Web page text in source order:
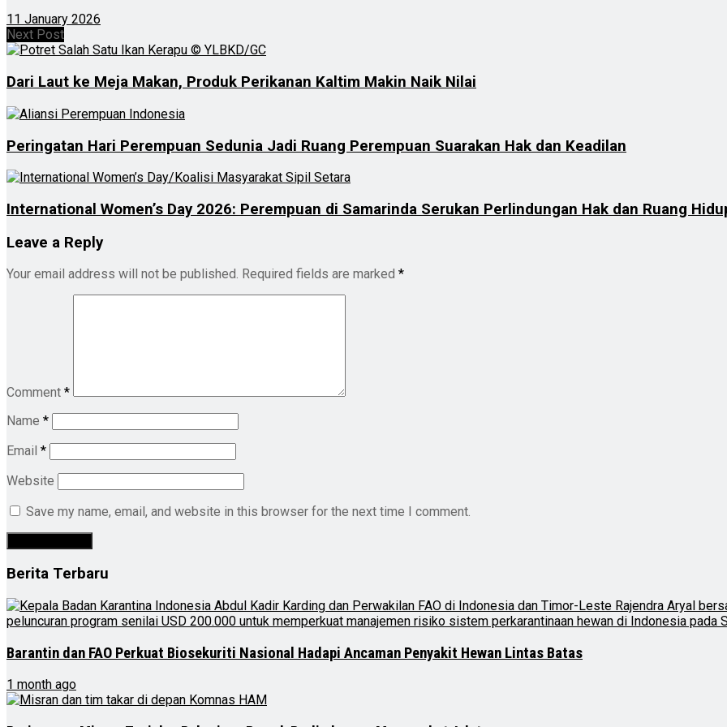
11 January 2026
Next Post
Dari Laut ke Meja Makan, Produk Perikanan Kaltim Makin Naik Nilai
Peringatan Hari Perempuan Sedunia Jadi Ruang Perempuan Suarakan Hak dan Keadilan
International Women’s Day 2026: Perempuan di Samarinda Serukan Perlindungan Hak dan Ruang
Leave a Reply
Your email address will not be published. Required fields are marked *
Comment *
Name *
Email *
Website
Save my name, email, and website in this browser for the next time I comment.
Berita Terbaru
Barantin dan FAO Perkuat Biosekuriti Nasional Hadapi Ancaman Penyakit Hewan Lintas Batas
1 month ago